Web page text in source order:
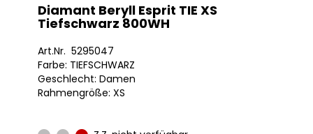
Diamant Beryll Esprit TIE XS
Tiefschwarz 800WH
Art.Nr. 5295047
Farbe: TIEFSCHWARZ
Geschlecht: Damen
Rahmengröße: XS